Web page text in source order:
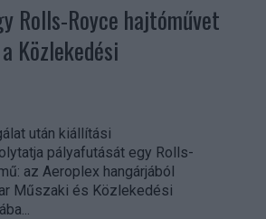
Rolls-Royce hajtóművet
Közlekedési
után kiállítási
pályafutását egy Rolls-
az Aeroplex hangárjából
Műszaki és Közlekedési